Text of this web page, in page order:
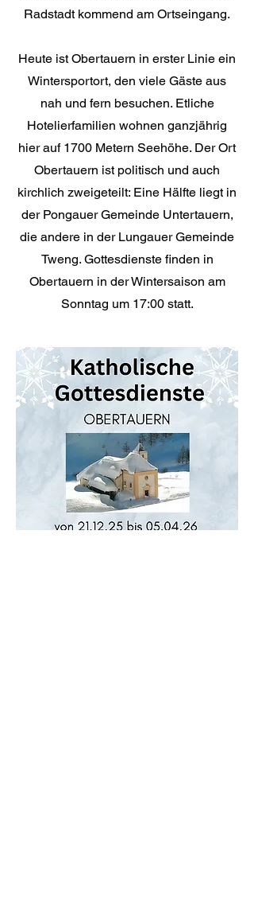
Radstadt kommend am Ortseingang.
Heute ist Obertauern in erster Linie ein
Wintersportort, den viele Gäste aus
nah und fern besuchen. Etliche
Hotelierfamilien wohnen ganzjährig
hier auf 1700 Metern Seehöhe. Der Ort
Obertauern ist politisch und auch
kirchlich zweigeteilt: Eine Hälfte liegt in
der Pongauer Gemeinde Untertauern,
die andere in der Lungauer Gemeinde
Tweng. Gottesdienste finden in
Obertauern in der Wintersaison am
Sonntag um 17:00 statt.